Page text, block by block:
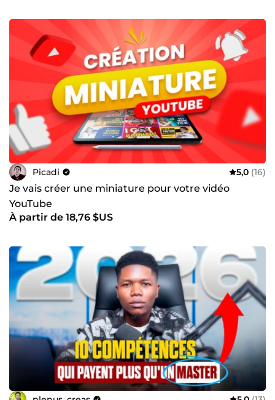
Picadi 5,0 (16)
Je vais créer une miniature pour votre vidéo
YouTube
À partir de 18,76 $US